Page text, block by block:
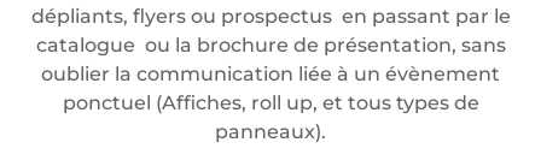
dépliants, flyers ou prospectus en passant par le
catalogue ou la brochure de présentation, sans
oublier la communication liée à un évènement
ponctuel (Affiches, roll up, et tous types de
panneaux).